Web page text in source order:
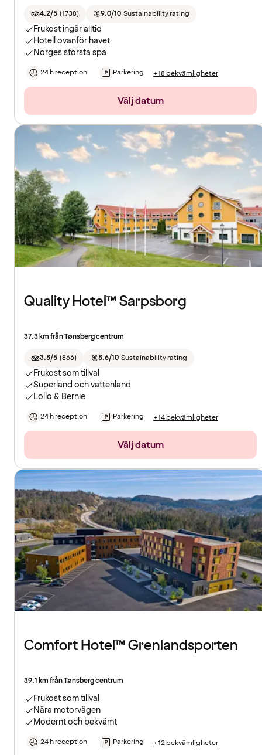
4.2/5 (1738) 9.0/10 Sustainability rating
Frukost ingår alltid
Hotell ovanför havet
Norges största spa
24 h reception Parkering +18 bekvämligheter
Välj datum
Quality Hotel™ Sarpsborg
37.3 km från Tønsberg centrum
3.8/5 (866) 8.6/10 Sustainability rating
Frukost som tillval
Superland och vattenland
Lollo & Bernie
24 h reception Parkering +14 bekvämligheter
Välj datum
Comfort Hotel™ Grenlandsporten
39.1 km från Tønsberg centrum
Frukost som tillval
Nära motorvägen
Modernt och bekvämt
24 h reception Parkering +12 bekvämligheter